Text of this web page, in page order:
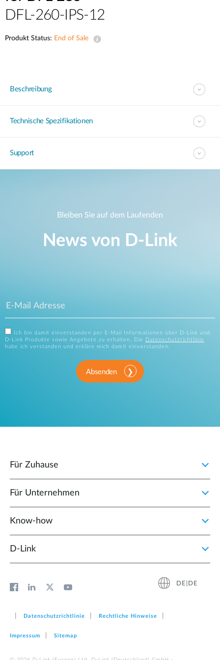
DFL-260-IPS-12
Produkt Status: End of Sale
Beschreibung
Technische Spezifikationen
Support
Bleiben Sie auf dem Laufenden
News von D‑Link
Ich bin damit einverstanden per E-Mail Informationen über D-Link und
D-Link Produkte sowie Angebote zu erhalten. Die
Datenschutzrichtlinie
habe ich verstanden und erkläre mich damit einverstanden.
Absenden
Für Zuhause
Für Unternehmen
Know-how
D‑Link
DE|DE
Datenschutzrichtlinie Rechtliche Hinweise
Impressum Sitemap